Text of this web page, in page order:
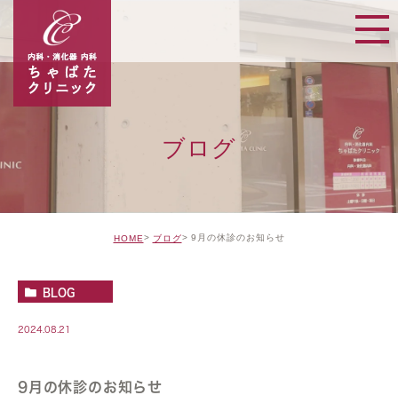
ブログ
HOME ブログ 9月の休診のお知らせ
BLOG
2024.08.21
9月の休診のお知らせ